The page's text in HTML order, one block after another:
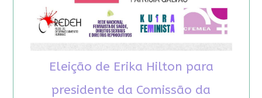
Eleição de Erika Hilton para
presidente da Comissão da